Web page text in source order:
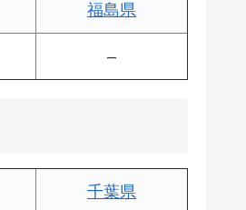
福島県
–
千葉県